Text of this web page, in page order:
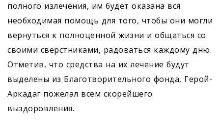
полного излечения, им будет оказана вся
необходимая помощь для того, чтобы они могли
вернуться к полноценной жизни и общаться со
своими сверстниками, радоваться каждому дню.
Отметив, что средства на их лечение будут
выделены из Благотворительного фонда, Герой-
Аркадаг пожелал всем скорейшего
выздоровления.